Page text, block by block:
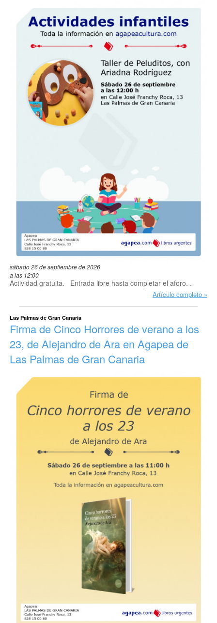
sábado 26 de septiembre de 2026
a las 12:00
Actividad gratuita. Entrada libre hasta completar el aforo. .
Artículo completo
Las Palmas de Gran Canaria
Firma de Cinco Horrores de verano a los
23, de Alejandro de Ara en Agapea de
Las Palmas de Gran Canaria